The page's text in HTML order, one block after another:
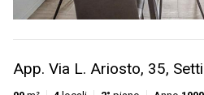
App. Via L. Ariosto, 35,